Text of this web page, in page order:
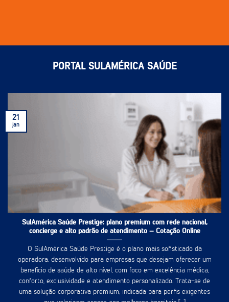
PORTAL SULAMÉRICA SAÚDE
SulAmérica Saúde Prestige: plano premium com rede nacional,
concierge e alto padrão de atendimento – Cotação Online
O SulAmérica Saúde Prestige é o plano mais sofisticado da
operadora, desenvolvido para empresas que desejam oferecer um
benefício de saúde de alto nível, com foco em excelência médica,
conforto, exclusividade e atendimento personalizado. Trata-se de
uma solução corporativa premium, indicada para perfis exigentes
21
jan